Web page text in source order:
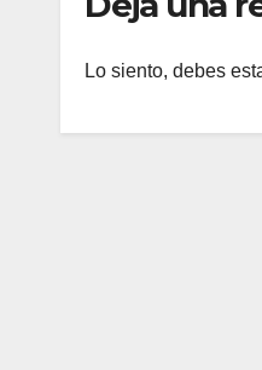
Lo siento, debes